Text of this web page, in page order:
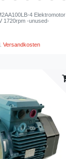
4 Elektromotor
1720rpm -unused-
Versandkosten